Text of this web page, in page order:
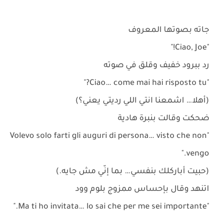
جاته بصوتها المعروف
"Ciao, Joe!"
رد ببرود خفيف وقلق في صوته
"Ciao… come mai hai risposto tu?"
(أهلا… اشمعنا انتي اللي رديتي يعني؟)
ضحكت وقالت بنبرة هادية
"Volevo solo farti gli auguri di persona… visto che non
vengo."
(حبيت أباركلك بنفسي… بما إنّي مش جايه.)
اتنهد وقال بإحساس ممزوج بلوم وود
"Ma ti ho invitata… lo sai che per me sei importante."